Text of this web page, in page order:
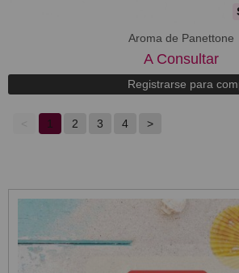
Aroma de Panettone
A Consultar
Registrarse para
1 2 3 4 >